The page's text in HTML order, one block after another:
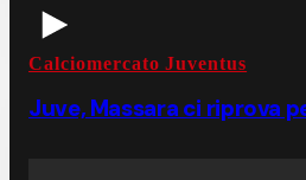
Calciomercato Juventus
Juve, Massara ci riprova